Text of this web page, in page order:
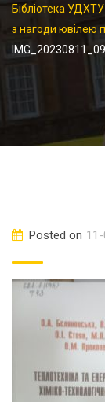
Бібліотека УДХТУ
з нагоди ювілею
Posted on